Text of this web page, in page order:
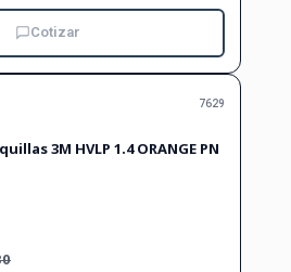
Cotizar
7629
3M HVLP 1.4 ORANGE PN